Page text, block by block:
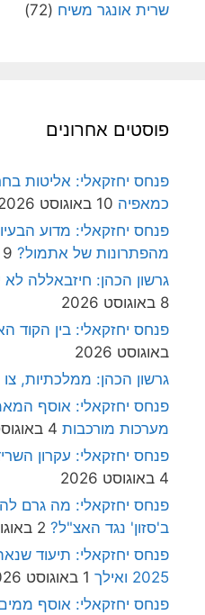
שרית אונגר משיח (72)
פוסטים אחרונים
פנחס יחזקאלי: אליטות
כמאפיה 10 באוגוסט 2026
פנחס יחזקאלי: מדוע
מהפתרונות של אתמול? 9 באוגוסט 2026
גרשון הכהן: חיזבאללה
8 באוגוסט 2026
פנחס יחזקאלי: בין הקוד
באוגוסט 2026
גרשון הכהן: ממלכתיות,
פנחס יחזקאלי: אוסף
מערכות מורכבות 4 באוגוסט 2026
פנחס יחזקאלי: עקרון
4 באוגוסט 2026
פנחס יחזקאלי: מה גרם
ב'סזון' נגד האצ"ל? 2 באוגוסט 2026
פנחס יחזקאלי: תיעוד
2025 ואילך
1 באוגוסט 2026
פנחס יחזקאלי: אוסף